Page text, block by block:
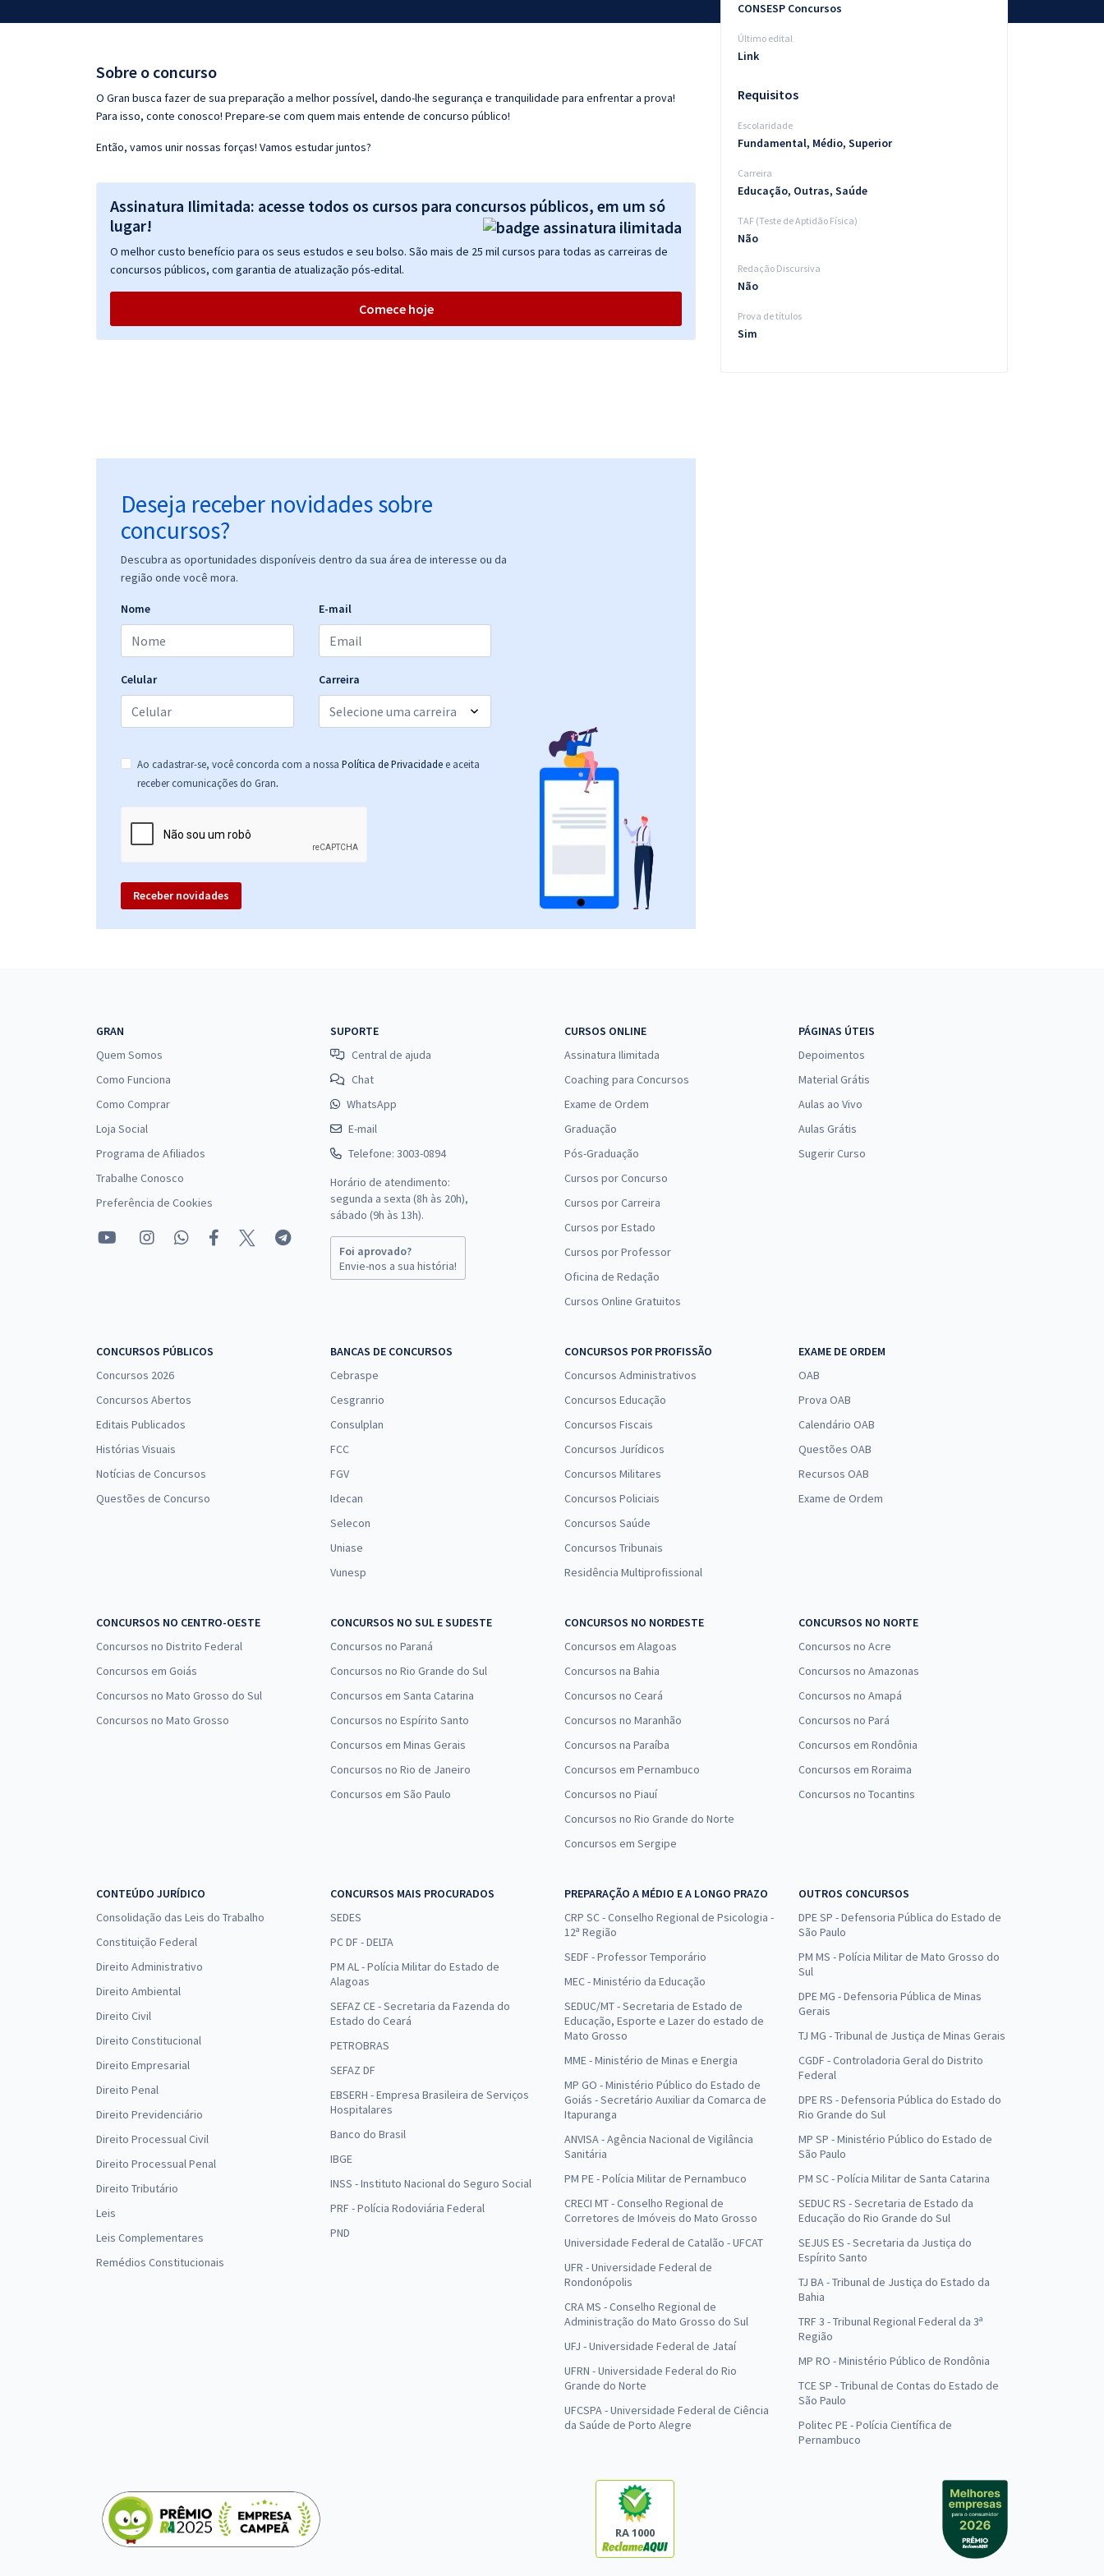
Conteúdo gratuito
Sobre o concurso
O Gran busca fazer de sua preparação a melhor possível, dando-lhe segurança e tranquilidade para enfrentar a prova!
Para isso, conte conosco! Prepare-se com quem mais entende de concurso público!
Então, vamos unir nossas forças! Vamos estudar juntos?
Assinatura Ilimitada: acesse todos os cursos para concursos públicos, em um só
lugar!
O melhor custo benefício para os seus estudos e seu bolso. São mais de 25 mil cursos para todas as carreiras de
concursos públicos, com garantia de atualização pós-edital.
Comece hoje
Deseja receber novidades sobre
concursos?
Descubra as oportunidades disponíveis dentro da sua área de interesse ou da
região onde você mora.
Nome E-mail
Celular Carreira
Ao cadastrar-se, você concorda com a nossa Política de Privacidade e aceita
receber comunicações do Gran.
Receber novidades
CONSESP Concursos
Último edital
Link
Requisitos
Escolaridade
Fundamental, Médio, Superior
Carreira
Educação, Outras, Saúde
TAF (Teste de Aptidão Física)
Não
Redação Discursiva
Não
Prova de títulos
Sim
GRAN
Quem Somos
Como Funciona
Como Comprar
Loja Social
Programa de Afiliados
Trabalhe Conosco
Preferência de Cookies
SUPORTE
Central de ajuda
Chat
WhatsApp
E-mail
Telefone: 3003-0894
Horário de atendimento:
segunda a sexta (8h às 20h),
sábado (9h às 13h).
Foi aprovado?
Envie-nos a sua história!
CURSOS ONLINE
Assinatura Ilimitada
Coaching para Concursos
Exame de Ordem
Graduação
Pós-Graduação
Cursos por Concurso
Cursos por Carreira
Cursos por Estado
Cursos por Professor
Oficina de Redação
Cursos Online Gratuitos
PÁGINAS ÚTEIS
Depoimentos
Material Grátis
Aulas ao Vivo
Aulas Grátis
Sugerir Curso
CONCURSOS PÚBLICOS
Concursos 2026
Concursos Abertos
Editais Publicados
Histórias Visuais
Notícias de Concursos
Questões de Concurso
BANCAS DE CONCURSOS
Cebraspe
Cesgranrio
Consulplan
FCC
FGV
Idecan
Selecon
Uniase
Vunesp
CONCURSOS POR PROFISSÃO
Concursos Administrativos
Concursos Educação
Concursos Fiscais
Concursos Jurídicos
Concursos Militares
Concursos Policiais
Concursos Saúde
Concursos Tribunais
Residência Multiprofissional
EXAME DE ORDEM
OAB
Prova OAB
Calendário OAB
Questões OAB
Recursos OAB
Exame de Ordem
CONCURSOS NO CENTRO-OESTE
Concursos no Distrito Federal
Concursos em Goiás
Concursos no Mato Grosso do Sul
Concursos no Mato Grosso
CONCURSOS NO SUL E SUDESTE
Concursos no Paraná
Concursos no Rio Grande do Sul
Concursos em Santa Catarina
Concursos no Espírito Santo
Concursos em Minas Gerais
Concursos no Rio de Janeiro
Concursos em São Paulo
CONCURSOS NO NORDESTE
Concursos em Alagoas
Concursos na Bahia
Concursos no Ceará
Concursos no Maranhão
Concursos na Paraíba
Concursos em Pernambuco
Concursos no Piauí
Concursos no Rio Grande do Norte
Concursos em Sergipe
CONCURSOS NO NORTE
Concursos no Acre
Concursos no Amazonas
Concursos no Amapá
Concursos no Pará
Concursos em Rondônia
Concursos em Roraima
Concursos no Tocantins
CONTEÚDO JURÍDICO
Consolidação das Leis do Trabalho
Constituição Federal
Direito Administrativo
Direito Ambiental
Direito Civil
Direito Constitucional
Direito Empresarial
Direito Penal
Direito Previdenciário
Direito Processual Civil
Direito Processual Penal
Direito Tributário
Leis
Leis Complementares
Remédios Constitucionais
CONCURSOS MAIS PROCURADOS
SEDES
PC DF - DELTA
PM AL - Polícia Militar do Estado de
Alagoas
SEFAZ CE - Secretaria da Fazenda do
Estado do Ceará
PETROBRAS
SEFAZ DF
EBSERH - Empresa Brasileira de Serviços
Hospitalares
Banco do Brasil
IBGE
INSS - Instituto Nacional do Seguro Social
PRF - Polícia Rodoviária Federal
PND
PREPARAÇÃO A MÉDIO E A LONGO PRAZO
CRP SC - Conselho Regional de Psicologia -
12ª Região
SEDF - Professor Temporário
MEC - Ministério da Educação
SEDUC/MT - Secretaria de Estado de
Educação, Esporte e Lazer do estado de
Mato Grosso
MME - Ministério de Minas e Energia
MP GO - Ministério Público do Estado de
Goiás - Secretário Auxiliar da Comarca de
Itapuranga
ANVISA - Agência Nacional de Vigilância
Sanitária
PM PE - Polícia Militar de Pernambuco
CRECI MT - Conselho Regional de
Corretores de Imóveis do Mato Grosso
Universidade Federal de Catalão - UFCAT
UFR - Universidade Federal de
Rondonópolis
CRA MS - Conselho Regional de
Administração do Mato Grosso do Sul
UFJ - Universidade Federal de Jataí
UFRN - Universidade Federal do Rio
Grande do Norte
UFCSPA - Universidade Federal de Ciência
da Saúde de Porto Alegre
OUTROS CONCURSOS
DPE SP - Defensoria Pública do Estado de
São Paulo
PM MS - Polícia Militar de Mato Grosso do
Sul
DPE MG - Defensoria Pública de Minas
Gerais
TJ MG - Tribunal de Justiça de Minas Gerais
CGDF - Controladoria Geral do Distrito
Federal
DPE RS - Defensoria Pública do Estado do
Rio Grande do Sul
MP SP - Ministério Público do Estado de
São Paulo
PM SC - Polícia Militar de Santa Catarina
SEDUC RS - Secretaria de Estado da
Educação do Rio Grande do Sul
SEJUS ES - Secretaria da Justiça do
Espírito Santo
TJ BA - Tribunal de Justiça do Estado da
Bahia
TRF 3 - Tribunal Regional Federal da 3ª
Região
MP RO - Ministério Público de Rondônia
TCE SP - Tribunal de Contas do Estado de
São Paulo
Politec PE - Polícia Científica de
Pernambuco
RA 1000